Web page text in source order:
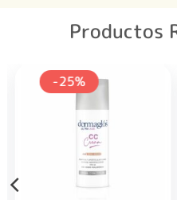
Productos
-25%